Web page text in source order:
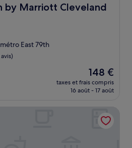
by Marriott Cleveland
Cleveland Independence
East 79th
Le
nouveau
prix
de
148 €
148 €
taxes et frais compris
16 août - 17 août